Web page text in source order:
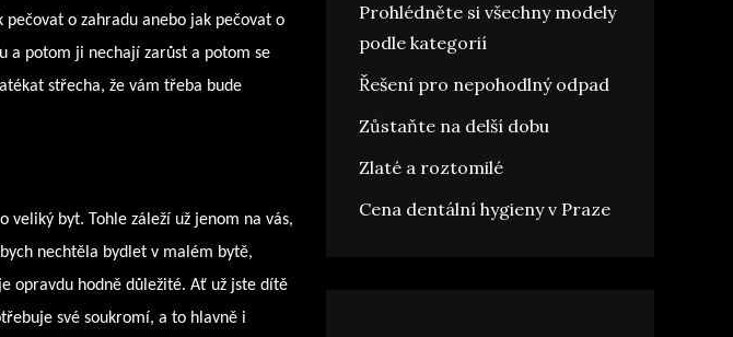
o zahradu anebo jak pečovat o
a potom ji nechají zarůst a potom se
střecha, že vám třeba bude
byt. Tohle záleží už jenom na vás,
nechtěla bydlet v malém bytě,
opravdu hodně důležité. Ať už jste dítě
své soukromí, a to hlavně i
Prohlédněte si všechny modely
podle kategorií
Řešení pro nepohodlný odpad
Zůstaňte na delší dobu
Zlaté a roztomilé
Cena dentální hygieny v Praze